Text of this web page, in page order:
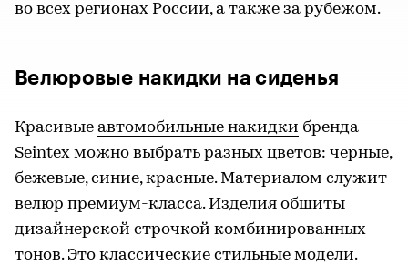
во всех регионах России, а также за рубежом.
Велюровые накидки на сиденья
Красивые автомобильные накидки бренда
Seintex можно выбрать разных цветов: черные,
бежевые, синие, красные. Материалом служит
велюр премиум-класса. Изделия обшиты
дизайнерской строчкой комбинированных
тонов. Это классические стильные модели.